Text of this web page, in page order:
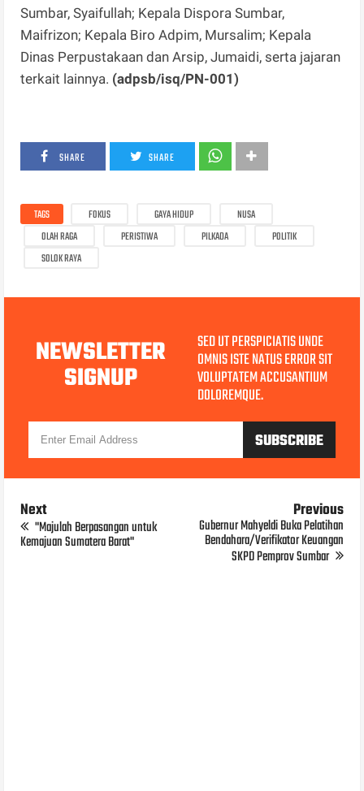
Sumbar, Syaifullah; Kepala Dispora Sumbar,
Maifrizon; Kepala Biro Adpim, Mursalim; Kepala
Dinas Perpustakaan dan Arsip, Jumaidi, serta jajaran
terkait lainnya. (adpsb/isq/PN-001)
SHARE SHARE
TAGS FOKUS GAYA HIDUP
NUSA
OLAH RAGA
PERISTIWA PILKADA
POLITIK
SOLOK RAYA
NEWSLETTER
SIGNUP
SED UT PERSPICIATIS UNDE
OMNIS ISTE NATUS ERROR SIT
VOLUPTATEM ACCUSANTIUM
DOLOREMQUE.
Next
"Majulah Berpasangan untuk
Kemajuan Sumatera Barat"
Previous
Gubernur Mahyeldi Buka Pelatihan
Bendahara/Verifikator Keuangan
SKPD Pemprov Sumbar